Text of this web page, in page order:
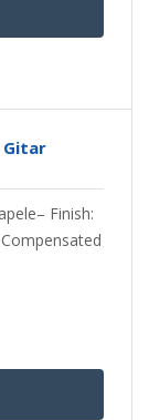
Gitar
Finish: